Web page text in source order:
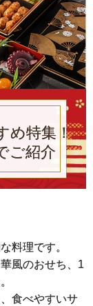
め特集！
ご紹介
料理です。
風のおせち、1
食べやすいサ